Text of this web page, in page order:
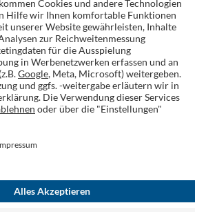
Widerruf einreichen